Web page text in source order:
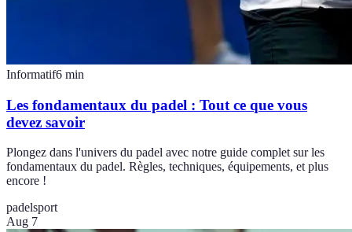
Informatif6 min
Les fondamentaux du padel : Tout ce que vous
devez savoir
Plongez dans l'univers du padel avec notre guide complet sur les
fondamentaux du padel. Règles, techniques, équipements, et plus
encore !
padelsport
Aug 7